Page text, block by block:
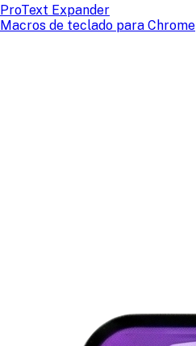
ProText Expander
Macros de teclado para Chrome